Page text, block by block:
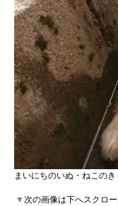
まいにちのいぬ・ねこのき
▼次の画像は下へスクロ